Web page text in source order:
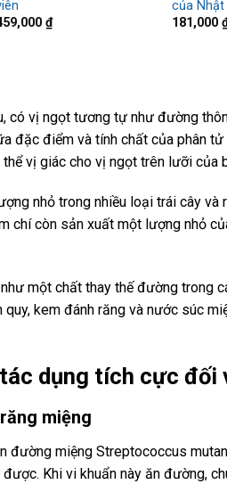
₫
của Nhật
181,000
vị ngọt tương tự như đường
đặc điểm và tính chất của phân
vị giác cho vị ngọt trên lưỡi của
nhỏ trong nhiều loại trái cây và
chí còn sản xuất một lượng nhỏ
một chất thay thế đường trong
quy, kem đánh răng và nước súc
dụng tích cực đối
miệng
đường miệng Streptococcus
Khi vi khuẩn này ăn đường,